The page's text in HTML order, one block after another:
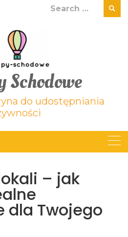
Search
Schodowe
do udostępniania
– jak
dla Twojego